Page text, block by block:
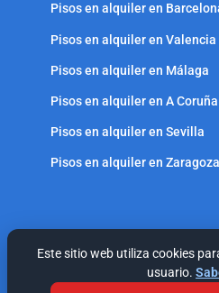
Pisos en alquiler en
Pisos en alquiler en Valencia
Pisos en alquiler en Málaga
Pisos en alquiler en A Coruña
Pisos en alquiler en Sevilla
Pisos en alquiler en Zaragoza
Este sitio web utiliza cookies
usuario.